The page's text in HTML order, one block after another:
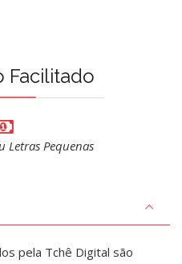
Facilitado
Letras Pequenas
pela Tchê Digital são